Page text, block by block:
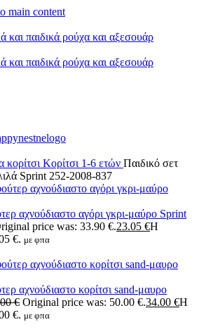
main content
κορίτσι Κορίτσι 1-6 ετών Παιδικό σετ
Sprint 252-2008-837
αχνούδιαστο αγόρι γκρι-μαύρο Sprint
price was: 33.90 €.23.05 €Η
€. με φπα
αχνούδιαστο κορίτσι sand-μαυρο
€ Original price was: 50.00 €.34.00 €Η
€. με φπα